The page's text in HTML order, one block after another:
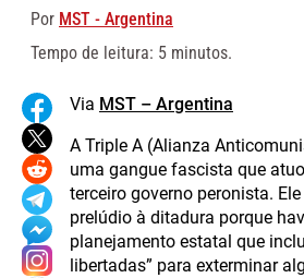
Por MST - Argentina
Tempo de leitura: 5 minutos.
Via MST – Argentina
A Triple A (Alianza
uma gangue fascista que
terceiro governo peronista.
prelúdio à ditadura porque
planejamento estatal que
libertadas” para exterminar